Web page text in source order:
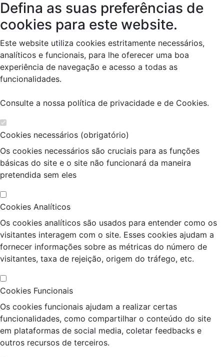
Defina as suas preferências de
cookies para este website.
Este website utiliza cookies estritamente necessários,
analíticos e funcionais, para lhe oferecer uma boa
experiência de navegação e acesso a todas as
funcionalidades.
Consulte a nossa política de privacidade e de Cookies.
Cookies necessários (obrigatório)
Os cookies necessários são cruciais para as funções
básicas do site e o site não funcionará da maneira
pretendida sem eles
Cookies Analíticos
Os cookies analíticos são usados para entender como os
visitantes interagem com o site. Esses cookies ajudam a
fornecer informações sobre as métricas do número de
visitantes, taxa de rejeição, origem do tráfego, etc.
Cookies Funcionais
Os cookies funcionais ajudam a realizar certas
funcionalidades, como compartilhar o conteúdo do site
em plataformas de social media, coletar feedbacks e
outros recursos de terceiros.